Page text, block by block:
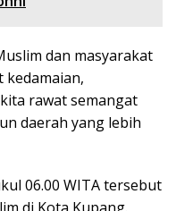
dan masyarakat
rawat semangat
daerah yang lebih
06.00 WITA tersebut